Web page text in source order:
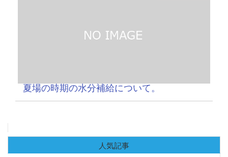
夏場の時期の水分補給について。
人気記事